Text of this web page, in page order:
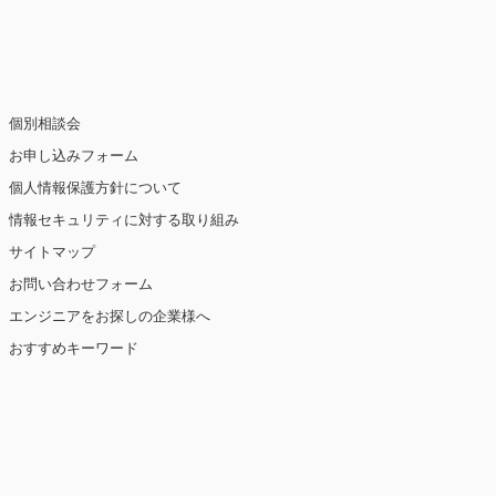
覧情報などをもとにユーザーの興味・関
用しています（ただし、個人を特定・識
講じます。
個別相談会
お申し込みフォーム
個人情報保護方針について
情報セキュリティに対する取り組み
サイトマップ
お問い合わせフォーム
エンジニアをお探しの企業様へ
おすすめキーワード